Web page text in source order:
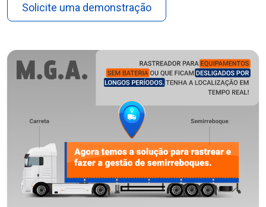
Solicite uma demonstração